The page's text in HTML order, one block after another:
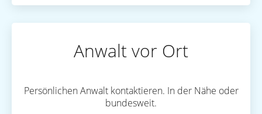
Anwalt vor Ort
Persönlichen Anwalt kontaktieren. In der Nähe oder
bundesweit.